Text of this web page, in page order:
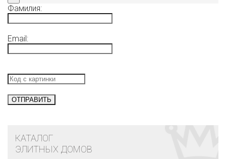
Фамилия:
Email:
КАТАЛОГ
ЭЛИТНЫХ ДОМОВ